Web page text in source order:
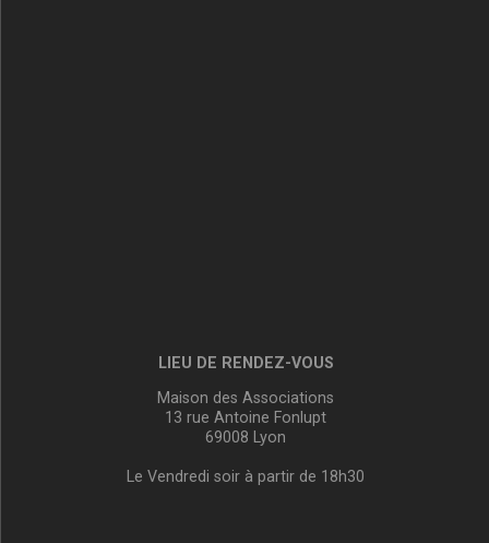
LIEU DE RENDEZ-VOUS
Maison des Associations
13 rue Antoine Fonlupt
69008 Lyon
Le Vendredi soir à partir de 18h30